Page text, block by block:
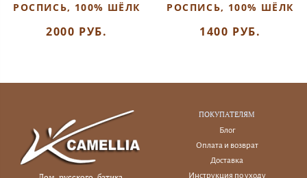
РОСПИСЬ, 100% ШЁЛК
2000 РУБ.
РОСПИСЬ, 100% ШЁЛК
1400 РУБ.
ПОКУПАТЕЛЯМ
Блог
Оплата и возврат
Доставка
Инструкция по уходу